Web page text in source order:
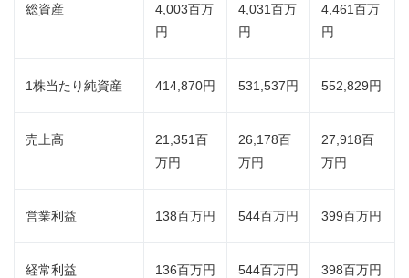
総資産
4,003百万
円
4,031百万
円
4,461百万
円
1株当たり純資産 414,870円 531,537円 552,829円
売上高
21,351百
万円
26,178百
万円
27,918百
万円
営業利益 138百万円 544百万円 399百万円
経常利益 136百万円 544百万円 398百万円